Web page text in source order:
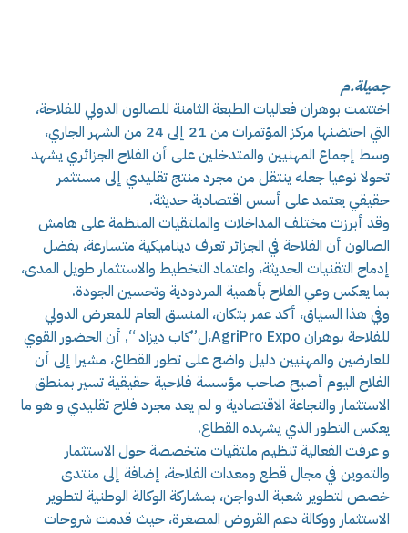
جميلة.م
اختتمت بوهران فعاليات الطبعة الثامنة للصالون الدولي للفلاحة،
التي احتضنها مركز المؤتمرات من 21 إلى 24 من الشهر الجاري،
وسط إجماع المهنيين والمتدخلين على أن الفلاح الجزائري يشهد
تحولا نوعيا جعله ينتقل من مجرد منتج تقليدي إلى مستثمر
حقيقي يعتمد على أسس اقتصادية حديثة.
وقد أبرزت مختلف المداخلات والملتقيات المنظمة على هامش
الصالون أن الفلاحة في الجزائر تعرف ديناميكية متسارعة، بفضل
إدماج التقنيات الحديثة، واعتماد التخطيط والاستثمار طويل المدى،
بما يعكس وعي الفلاح بأهمية المردودية وتحسين الجودة.
وفي هذا السياق، أكد عمر بتكان، المنسق العام للمعرض الدولي
للفلاحة بوهران AgriPro Expo،ل”كاب ديزاد “, أن الحضور القوي
للعارضين والمهنيين دليل واضح على تطور القطاع، مشيرا إلى أن
الفلاح اليوم أصبح صاحب مؤسسة فلاحية حقيقية تسير بمنطق
الاستثمار والنجاعة الاقتصادية و لم يعد مجرد فلاح تقليدي و هو ما
يعكس التطور الذي يشهده القطاع.
و عرفت الفعالية تنظيم ملتقيات متخصصة حول الاستثمار
والتموين في مجال قطع ومعدات الفلاحة، إضافة إلى منتدى
خصص لتطوير شعبة الدواجن، بمشاركة الوكالة الوطنية لتطوير
الاستثمار ووكالة دعم القروض المصغرة، حيث قدمت شروحات